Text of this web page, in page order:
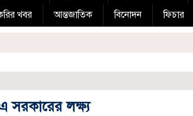
খবর আন্তজাতিক বিনোদন ফিচার
সরকারের লক্ষ্য